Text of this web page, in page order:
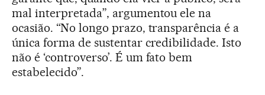
mal interpretada”, argumentou ele na
ocasião. “No longo prazo, transparência é a
única forma de sustentar credibilidade. Isto
não é ‘controverso’. É um fato bem
estabelecido”.